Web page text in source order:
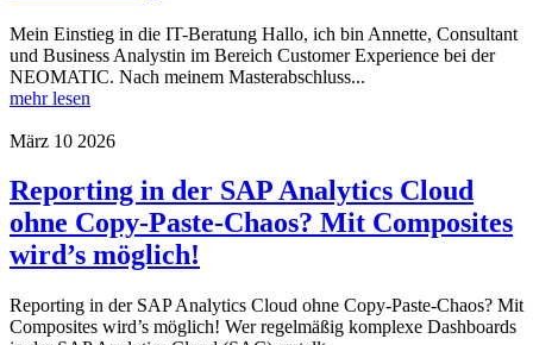
Mein Einstieg in die IT-Beratung Hallo, ich bin Annette, Consultant
und Business Analystin im Bereich Customer Experience bei der
NEOMATIC. Nach meinem Masterabschluss...
mehr lesen
März 10 2026
Reporting in der SAP Analytics Cloud
ohne Copy-Paste-Chaos? Mit Composites
wird’s möglich!
Reporting in der SAP Analytics Cloud ohne Copy-Paste-Chaos? Mit
Composites wird’s möglich! Wer regelmäßig komplexe Dashboards